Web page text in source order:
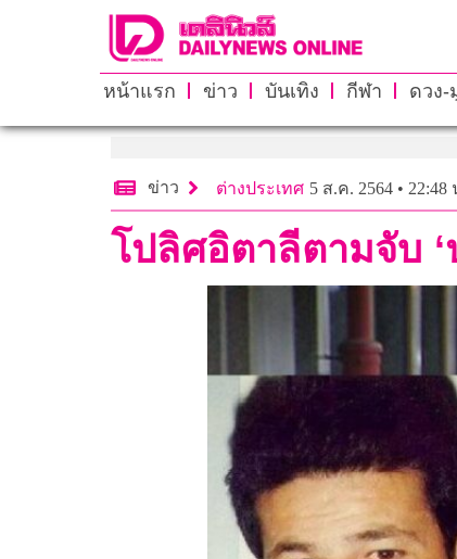
หน้าแรก ข่าว บันเทิง กีฬา ดวง-
ข่าว ต่างประเทศ 5 ส.ค. 2564 • 22:48
โปลิศอิตาลีตามจับ